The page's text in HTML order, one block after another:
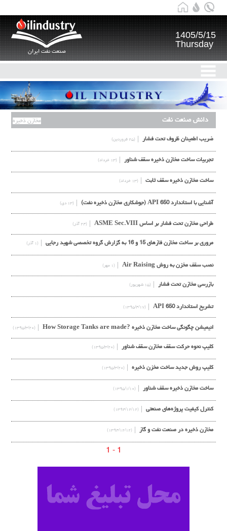
صنعت نفت ایران
1405/5/15
Thursday
دانش صنعت نفت مخازن ذخیره
ضریب اطمینان ظروف تحت فشار (۲۵ فروردین)
تجربیات ساخت مخازن ذخیره سقف شناور (۱۳ خرداد)
ساخت مخازن ذخیره سقف ثابت (۱۳ خرداد)
آشنایی با استاندارد API 650 (جوشکاری مخازن ذخیره نفت) (۱۳ دی)
طراحي مخازن تحت فشار بر اساس ASME Sec.VIII (۲۴ آذر)
مروری بر ساخت مخازن فازهای 15 و 16 به گزارش گروه تخصصی شهید رجایی (۱ آذر)
نصب سقف مخزن به روش Air Raising (۱ مهر)
بازرسی مخازن تحت فشار (۱۵ شهریور)
تشریح استاندارد API 650 (۱۳۹۵/۴/۱۷)
انیمیشن چگونگی ساخت مخازن ذخیره ?How Storage Tanks are made (۱۳۹۵/۳/۲۰)
کلیپ نحوه حرکت سقف مخازن سقف شناور (۱۳۹۵/۳/۲۰)
کلیپ روش جدید ساخت مخزن ذخیره (۱۳۹۵/۳/۲۰)
ساخت مخازن ذخیره سقف شناور (۱۳۹۵/۱/۱۰)
کنترل کیفیت پروژه‌های صنعتی (۱۳۹۴/۱۲/۱۲)
مخازن ذخیره در صنعت نفت و گاز (۱۳۹۴/۱۲/۱۲)
1 - 1